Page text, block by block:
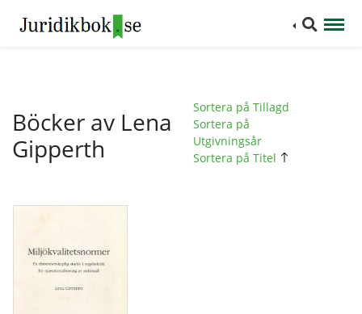
Böcker av Lena
Gipperth
Sortera på Tillagd
Sortera på
Utgivningsår
Sortera på Titel